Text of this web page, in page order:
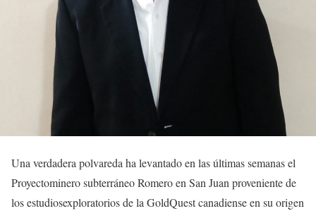
Una verdadera polvareda ha levantado en las últimas semanas el
Proyectominero subterráneo Romero en San Juan proveniente de
los estudiosexploratorios de la GoldQuest canadiense en su origen